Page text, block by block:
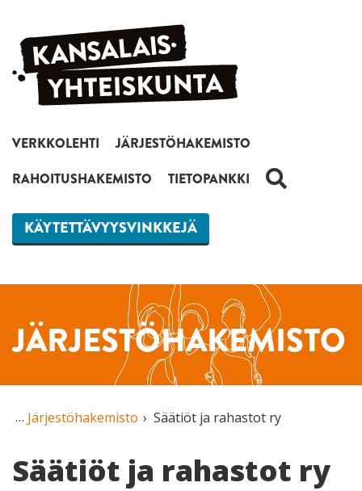
Siirry sisältöön
VERKKOLEHTI
JÄRJESTÖHAKEMISTO
RAHOITUSHAKEMISTO
TIETOPANKKI HAKU
KÄYTETTÄVYYSVINKKEJÄ
JÄRJESTÖHAKEMISTO
Järjestöhakemisto Säätiöt ja rahastot ry
Säätiöt ja rahastot ry